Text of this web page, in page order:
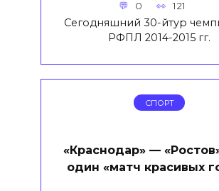
0 121
Сегодняшний 30-йтур
РФПЛ 2014-2015 гг.
СПОРТ
«Краснодар» —
один «матч красивых